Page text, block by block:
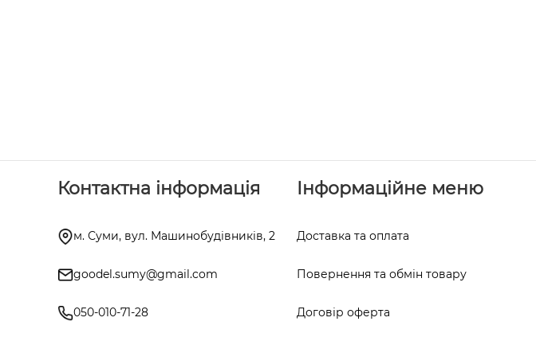
Контактна інформація
м. Суми, вул. Машинобудівників, 2
goodel.sumy@gmail.com
050-010-71-28
Інформаційне меню
Доставка та оплата
Повернення та обмін товару
Договір оферта